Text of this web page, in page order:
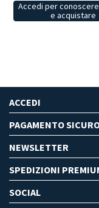
Accedi per
e acquistare
ACCEDI
PAGAMENTO
NEWSLETTER
SPEDIZIONI
SOCIAL